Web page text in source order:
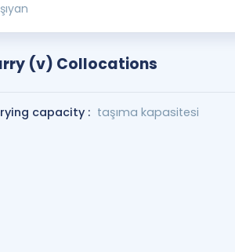
(v) Collocations
capacity : taşıma kapasitesi